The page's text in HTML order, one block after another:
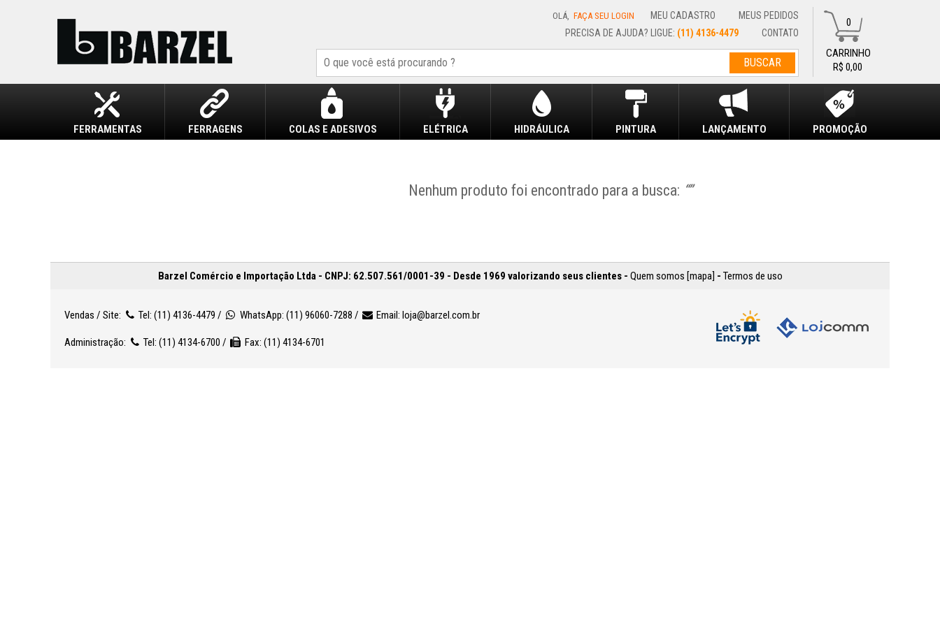
OLÁ, FAÇA SEU LOGIN
(11) 4136-4479 CONTATO
MEU CADASTRO MEUS PEDIDOS
FERRAMENTAS FERRAGENS COLAS E ADESIVOS ELÉTRICA HIDRÁULICA PINTURA LANÇAMENTO PROMOÇÃO
R$ 0,00
0
Nenhum produto foi encontrado para a busca: “”
Barzel Comércio e Importação Ltda - CNPJ: 62.507.561/0001-39 - Desde 1969 valorizando seus clientes - Quem somos [mapa] - Termos de uso
Vendas / Site: Tel: (11) 4136-4479 / WhatsApp: (11) 96060-7288 / Email: loja@barzel.com.br
Administração: Tel: (11) 4134-6700 / Fax: (11) 4134-6701